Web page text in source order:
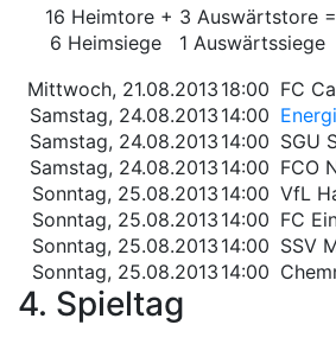
16 Heimtore + 3 Auswärtstore
6 Heimsiege 1 Auswärtssiege
Mittwoch, 21.08.2013 18:00 FC
Samstag, 24.08.2013 14:00
Samstag, 24.08.2013 14:00 SGU
Samstag, 24.08.2013 14:00 FCO
Sonntag, 25.08.2013 14:00 VfL
Sonntag, 25.08.2013 14:00 FC
Sonntag, 25.08.2013 14:00 SSV
Sonntag, 25.08.2013 14:00
4. Spieltag